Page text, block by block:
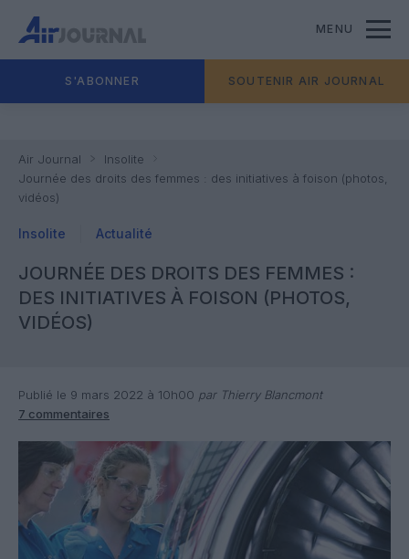
MENU
S'ABONNER SOUTENIR AIR JOURNAL
Air Journal
Insolite
Journée des droits des femmes : des initiatives à foison (photos,
vidéos)
Insolite Actualité
JOURNÉE DES DROITS DES FEMMES :
DES INITIATIVES À FOISON (PHOTOS,
VIDÉOS)
Publié le 9 mars 2022 à 10h00 par Thierry Blancmont
7 commentaires